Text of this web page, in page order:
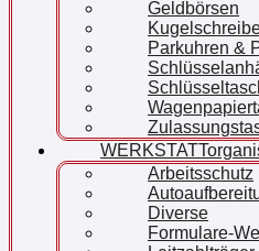
Geldbörsen
Parkuhren &
Arbeitsschutz
Diverse
Formulare-